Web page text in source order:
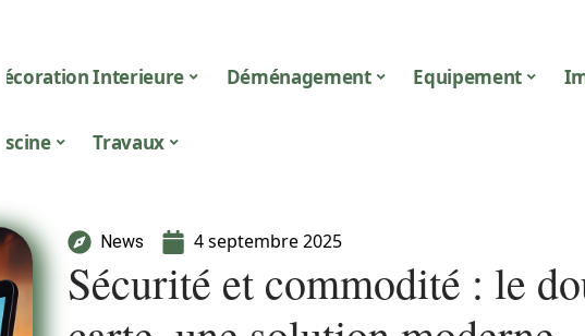
Décoration Interieure Déménagement Equipement
Piscine Travaux
News 4 septembre 2025
Sécurité et commodité : le